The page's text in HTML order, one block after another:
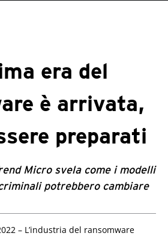
era del
è arrivata,
preparati
Micro svela come i modelli
potrebbero cambiare
– L’industria del ransomware